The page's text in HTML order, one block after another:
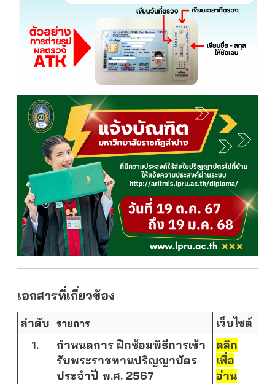
เอกสารที่เกี่ยวข้อง
ลำดับ รายการ
เว็บไซต์
1.
กำหนดการ ฝึกซ้อมพิธีการเข้า
รับพระราชทานปริญญาบัตร
ประจำปี พ.ศ. 2567
คลิก
เพื่อ
อ่าน